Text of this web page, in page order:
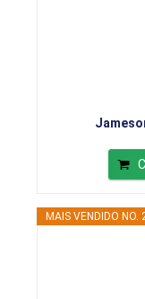
MAIS VENDIDO NO.